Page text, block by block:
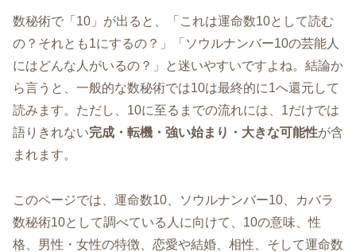
数秘術で「10」が出ると、「これは運命数10として読む
の？それとも1にするの？」「ソウルナンバー10の芸能人
にはどんな人がいるの？」と迷いやすいですよね。結論か
ら言うと、一般的な数秘術では10は最終的に1へ還元して
読みます。ただし、10に至るまでの流れには、1だけでは
語りきれない完成・転機・強い始まり・大きな可能性が含
まれます。
このページでは、運命数10、ソウルナンバー10、カバラ
数秘術10として調べている人に向けて、10の意味、性
格、男性・女性の特徴、恋愛や結婚、相性、そして運命数